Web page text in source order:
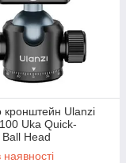
кронштейн Ulanzi
Uka Quick-
Head